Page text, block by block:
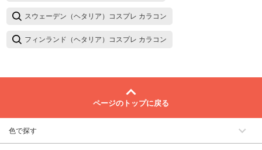
スウェーデン（ヘタリア）コスプレ カラコン
フィンランド（ヘタリア）コスプレ カラコン
ページのトップに戻る
色で探す